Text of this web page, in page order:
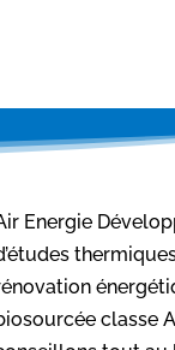
Energie
classe